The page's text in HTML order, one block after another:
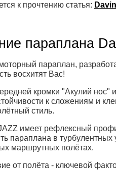
к прочтению статья:
параплана
параплан,
восхитят Вас!
кромки "Акулий нос"
к сложениям и
стиль.
имеет рефлексный
параплана в
маршрутных полётах.
от полёта - ключевой